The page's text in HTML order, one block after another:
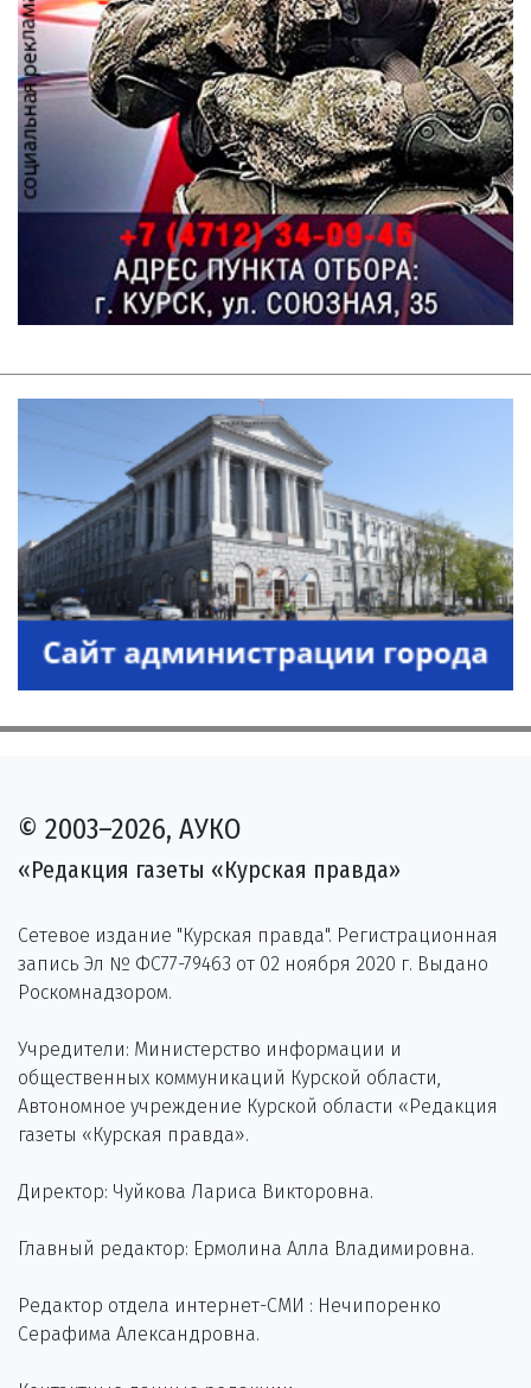
© 2003–2026, АУКО
«Редакция газеты «Курская правда»
Сетевое издание "Курская правда". Регистрационная
запись Эл № ФС77-79463 от 02 ноября 2020 г. Выдано
Роскомнадзором.
Учредители: Министерство информации и
общественных коммуникаций Курской области,
Автономное учреждение Курской области «Редакция
газеты «Курская правда».
Директор: Чуйкова Лариса Викторовна.
Главный редактор: Ермолина Алла Владимировна.
Редактор отдела интернет-СМИ : Нечипоренко
Серафима Александровна.